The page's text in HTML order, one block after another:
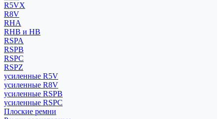
R5VX
R8V
RHA
RHB и HB
RSPA
RSPB
RSPC
RSPZ
усиленные R5V
усиленные R8V
усиленные RSPB
усиленные RSPC
Плоские ремни